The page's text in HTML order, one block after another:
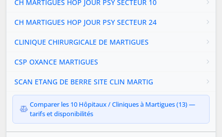
CH MARTIGUES HOP JOUR PSY SECTEUR 10
CH MARTIGUES HOP JOUR PSY SECTEUR 24
CLINIQUE CHIRURGICALE DE MARTIGUES
CSP OXANCE MARTIGUES
SCAN ETANG DE BERRE SITE CLIN MARTIG
Comparer les 10 Hôpitaux / Cliniques à Martigues (13) —
tarifs et disponibilités